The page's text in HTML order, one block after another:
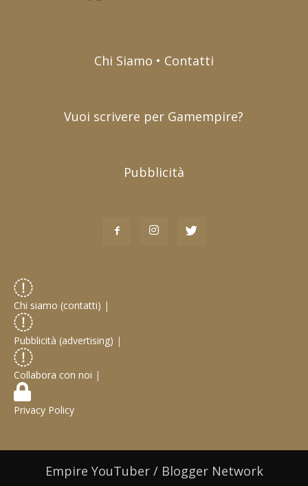
Chi Siamo • Contatti
Vuoi scrivere per Gamempire?
Pubblicità
Chi siamo (contatti) |
Pubblicità (advertising) |
Collabora con noi |
Privacy Policy
Empire YouTuber / Blogger Network